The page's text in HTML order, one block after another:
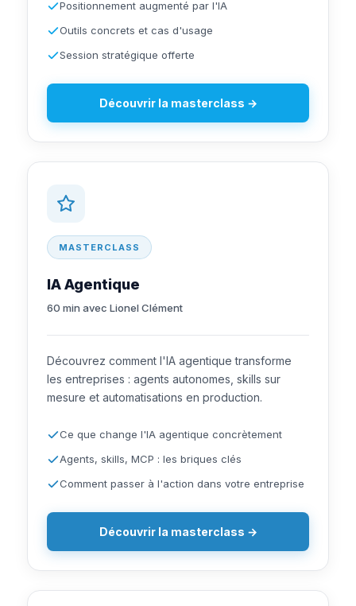
Positionnement augmenté par l'IA
Outils concrets et cas d'usage
Session stratégique offerte
Découvrir la masterclass →
MASTERCLASS
IA Agentique
60 min avec Lionel Clément
Découvrez comment l'IA agentique transforme
les entreprises : agents autonomes, skills sur
mesure et automatisations en production.
Ce que change l'IA agentique concrètement
Agents, skills, MCP : les briques clés
Comment passer à l'action dans votre entreprise
Découvrir la masterclass →